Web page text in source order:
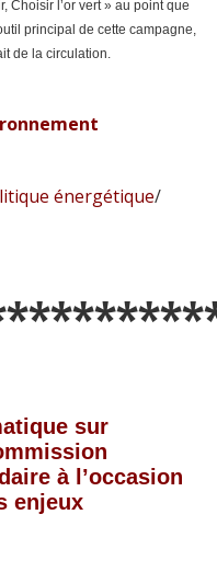
Choisir l’or vert » au point que
principal de cette campagne,
de la circulation.
énergétique/
sur
à l’occasion
enjeux